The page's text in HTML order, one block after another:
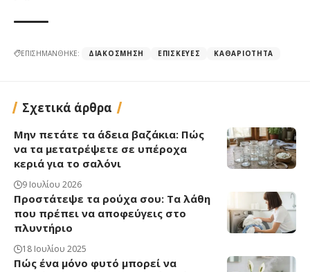
ΕΠΙΣΗΜΑΝΘΗΚΕ: ΔΙΑΚΌΣΜΗΣΗ ΕΠΙΣΚΕΥΈΣ ΚΑΘΑΡΙΌΤΗΤΑ
Σχετικά άρθρα
Μην πετάτε τα άδεια βαζάκια: Πώς
να τα μετατρέψετε σε υπέροχα
κεριά για το σαλόνι
9 Ιουλίου 2026
Προστάτεψε τα ρούχα σου: Τα λάθη
που πρέπει να αποφεύγεις στο
πλυντήριο
18 Ιουλίου 2025
Πώς ένα μόνο φυτό μπορεί να